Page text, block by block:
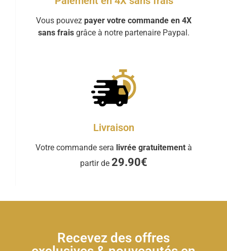
Vous pouvez payer votre commande en 4X
sans frais grâce à notre partenaire Paypal.
Livraison
Votre commande sera livrée gratuitement à
partir de 29.90€
Recevez des offres